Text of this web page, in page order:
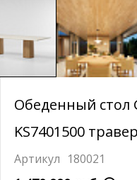
Обеденный стол
KS7401500
180021